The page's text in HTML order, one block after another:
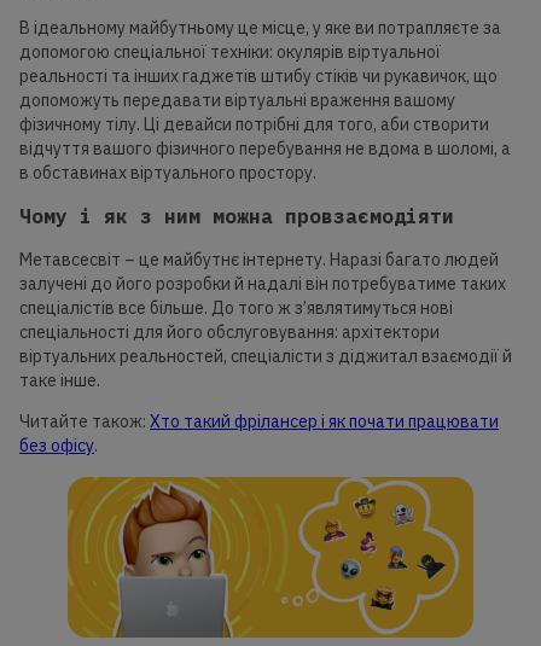
В ідеальному майбутньому це місце, у яке ви потрапляєте за
допомогою спеціальної техніки: окулярів віртуальної
реальності та інших гаджетів штибу стіків чи рукавичок, що
допоможуть передавати віртуальні враження вашому
фізичному тілу. Ці девайси потрібні для того, аби створити
відчуття вашого фізичного перебування не вдома в шоломі, а
в обставинах віртуального простору.
Чому і як з ним можна провзаємодіяти
Метавсесвіт – це майбутнє інтернету. Наразі багато людей
залучені до його розробки й надалі він потребуватиме таких
спеціалістів все більше. До того ж з’являтимуться нові
спеціальності для його обслуговування: архітектори
віртуальних реальностей, спеціалісти з діджитал взаємодії й
таке інше.
Читайте також: Хто такий фрілансер і як почати працювати
без офісу.